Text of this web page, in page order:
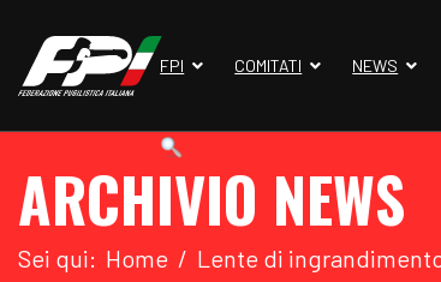
FPI COMITATI NEWS
ARCHIVIO NEWS
Sei qui: Home Lente di